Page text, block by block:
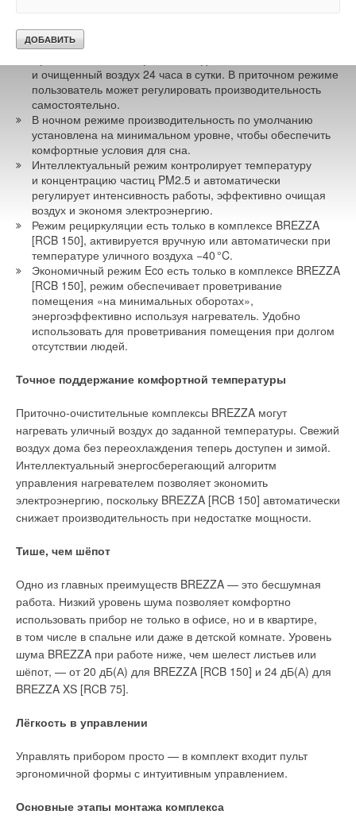
разных условий:
и очищенный воздух 24 часа в сутки. В приточном режиме
пользователь может регулировать производительность
самостоятельно.
В ночном режиме производительность по умолчанию
установлена на минимальном уровне, чтобы обеспечить
комфортные условия для сна.
Интеллектуальный режим контролирует температуру
и концентрацию частиц PM2.5 и автоматически
регулирует интенсивность работы, эффективно очищая
воздух и экономя электроэнергию.
Режим рециркуляции есть только в комплексе BREZZA
[RCB 150], активируется вручную или автоматически при
температуре уличного воздуха −40°C.
Экономичный режим Eco есть только в комплексе BREZZA
[RCB 150], режим обеспечивает проветривание
помещения «на минимальных оборотах»,
энергоэффективно используя нагреватель. Удобно
использовать для проветривания помещения при долгом
отсутствии людей.
Точное поддержание комфортной температуры
Приточно-очистительные комплексы BREZZA могут
нагревать уличный воздух до заданной температуры. Свежий
воздух дома без переохлаждения теперь доступен и зимой.
Интеллектуальный энергосберегающий алгоритм
управления нагревателем позволяет экономить
электроэнергию, поскольку BREZZA [RCB 150] автоматически
снижает производительность при недостатке мощности.
Тише, чем шёпот
Одно из главных преимуществ BREZZA — это бесшумная
работа. Низкий уровень шума позволяет комфортно
использовать прибор не только в офисе, но и в квартире,
в том числе в спальне или даже в детской комнате. Уровень
шума BREZZA при работе ниже, чем шелест листьев или
шёпот, — от 20 дБ(А) для BREZZA [RCB 150] и 24 дБ(А) для
BREZZA XS [RCB 75].
Лёгкость в управлении
Управлять прибором просто — в комплект входит пульт
эргономичной формы с интуитивным управлением.
Основные этапы монтажа комплекса
задаче. В данном вопросе компания WOLF готова
предлагать различные решения с фильтрующими
материалами зарекомендовавших себя производителей —
от грубого класса очистки с сетками из нержавеющей стали
до высокоэффективных или угольных фильтров.
Оперативная замена фильтров возможна за счёт прижимных
клипс в сторону воздуха «до фильтра». Гибкость в выборе
типа и площади фильтров определит периодичность замены
(фото 6).
Теплообменники
Возможен подбор теплообменников из коррозионно-стойких
материалов с гибким выбором шага оребрения
в соответствии с европейскими стандартами или
техническим заданием заказчика.
разборку и повторную сборку, а 3D-поддоны
в короткий промежуток времени, не оставив
микроорганизмам ни единого шанса для развития (фото 7).